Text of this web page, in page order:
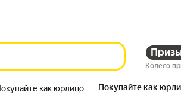
Колесо
как юрлицо Покупайте как